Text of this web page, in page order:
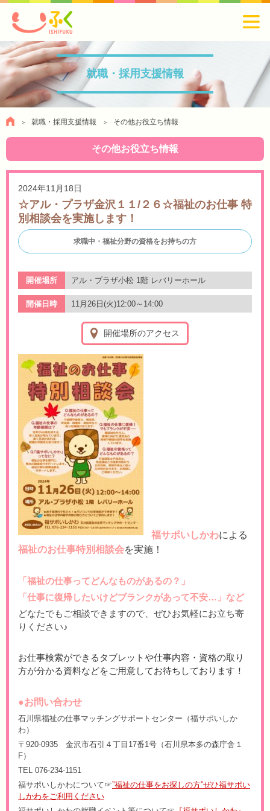
就職・採用支援情報
就職・採用支援情報 その他お役立ち情報
その他お役立ち情報
2024年11月18日
☆アル・プラザ金沢１１/２６☆福祉のお仕事 特
別相談会を実施します！
求職中・福祉分野の資格をお持ちの方
開催場所 アル・プラザ小松 1階 レバリーホール
開催日時 11月26日(火)12:00～14:00
開催場所のアクセス
福サポいしかわによる
福祉のお仕事特別相談会を実施！
「福祉の仕事ってどんなものがあるの？」
「仕事に復帰したいけどブランクがあって不安…」など
どなたでもご相談できますので、 ぜひお気軽にお立ち寄
りください♪
お仕事検索ができるタブレットや仕事内容・資格の取り
方が分かる資料などをご用意してお待ちしております！
●お問い合わせ
石川県福祉の仕事マッチングサポートセンター（福サポいしか
わ）
〒920-0935 金沢市石引４丁目17番1号（石川県本多の森庁舎１
F）
TEL 076-234-1151
福サポいしかわについて☞”福祉の仕事をお探しの方”ぜひ福サポい
しかわをご利用ください